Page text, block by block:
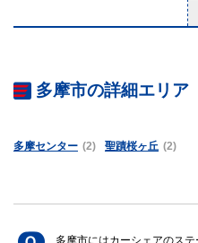
多摩市の詳細エリア
多摩センター (2) 聖蹟桜ヶ丘 (2)
多摩市にはカーシェアのス